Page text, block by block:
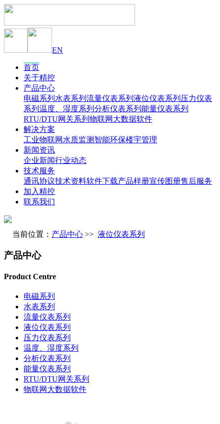
EN
首页
关于精控
产品中心
电磁系列 水表系列 流量仪表系列 液位仪表系列 压力仪表
系列 温度、湿度系列 分析仪表系列 能量仪表系列
RTU/DTU网关系列 物联网大数据软件
解决方案
工业物联网 水质监测 智能环保楼宇管理
新闻资讯
企业新闻行业动态
技术服务
通讯协议技术资料软件下载产品样册宣传图册售后服务
加入精控
联系我们
当前位置： 产品中心 >> 液位仪表系列
产品中心
Product Centre
电磁系列
水表系列
流量仪表系列
液位仪表系列
压力仪表系列
温度、湿度系列
分析仪表系列
能量仪表系列
RTU/DTU网关系列
物联网大数据软件